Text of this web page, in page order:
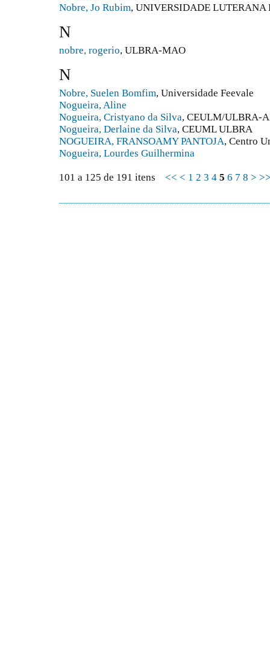
Nobre, Jo Rubim, UNIVERSIDADE
N
nobre, rogerio, ULBRA-MAO
N
Nobre, Suelen Bomfim, Universidade Feevale
Nogueira, Aline
Nogueira, Cristyano da Silva, CEULM/ULBRA-
Nogueira, Derlaine da Silva, CEUML ULBRA
NOGUEIRA, FRANSOAMY PANTOJA, Centro
Nogueira, Lourdes Guilhermina
101 a 125 de 191 itens << < 1 2 3 4 5 6 7 8 >